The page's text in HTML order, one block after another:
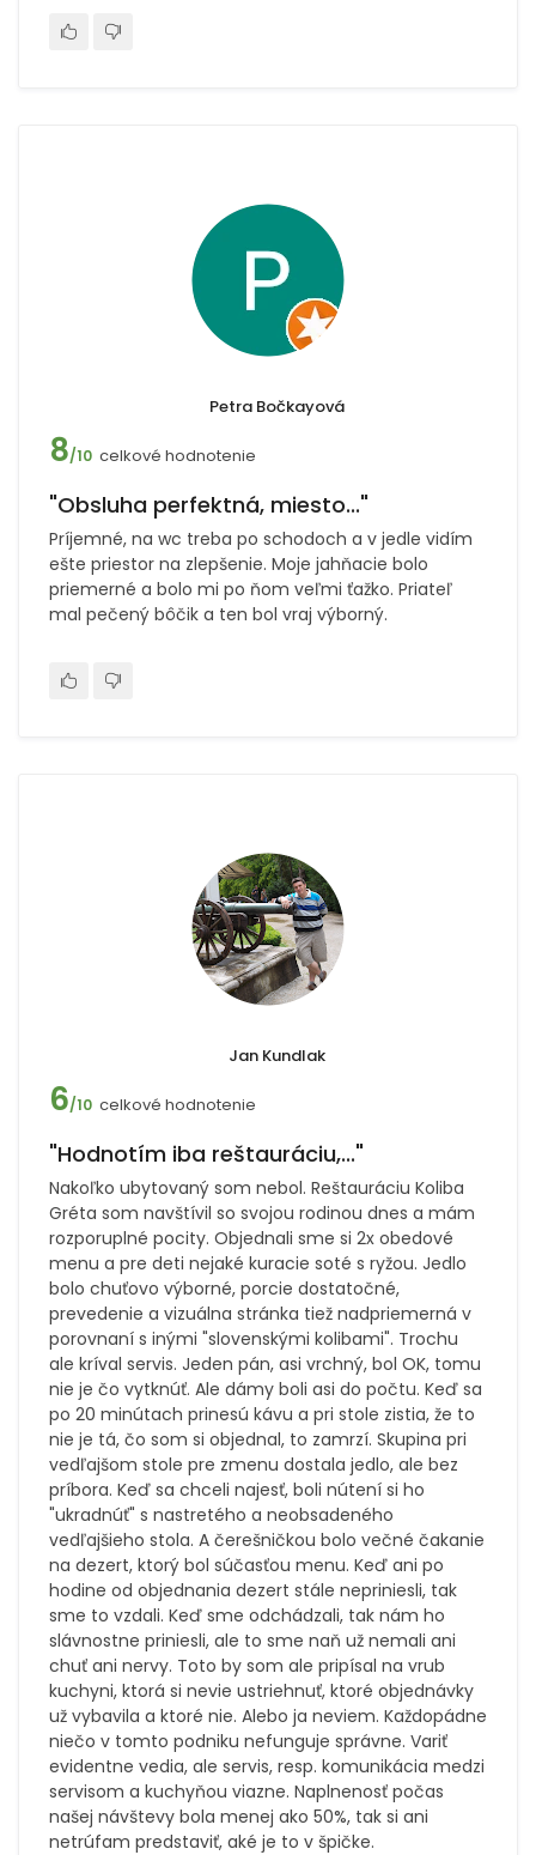
Petra Bočkayová
8/10 celkové hodnotenie
"Obsluha perfektná, miesto..."
Príjemné, na wc treba po schodoch a v jedle vidím
ešte priestor na zlepšenie. Moje jahňacie bolo
priemerné a bolo mi po ňom veľmi ťažko. Priateľ
mal pečený bôčik a ten bol vraj výborný.
Jan Kundlak
6/10 celkové hodnotenie
"Hodnotím iba reštauráciu,..."
Nakoľko ubytovaný som nebol. Reštauráciu Koliba
Gréta som navštívil so svojou rodinou dnes a mám
rozporuplné pocity. Objednali sme si 2x obedové
menu a pre deti nejaké kuracie soté s ryžou. Jedlo
bolo chuťovo výborné, porcie dostatočné,
prevedenie a vizuálna stránka tiež nadpriemerná v
porovnaní s inými "slovenskými kolibami". Trochu
ale kríval servis. Jeden pán, asi vrchný, bol OK, tomu
nie je čo vytknúť. Ale dámy boli asi do počtu. Keď sa
po 20 minútach prinesú kávu a pri stole zistia, že to
nie je tá, čo som si objednal, to zamrzí. Skupina pri
vedľajšom stole pre zmenu dostala jedlo, ale bez
príbora. Keď sa chceli najesť, boli nútení si ho
"ukradnúť" s nastretého a neobsadeného
vedľajšieho stola. A čerešničkou bolo večné čakanie
na dezert, ktorý bol súčasťou menu. Keď ani po
hodine od objednania dezert stále nepriniesli, tak
sme to vzdali. Keď sme odchádzali, tak nám ho
slávnostne priniesli, ale to sme naň už nemali ani
chuť ani nervy. Toto by som ale pripísal na vrub
kuchyni, ktorá si nevie ustriehnuť, ktoré objednávky
už vybavila a ktoré nie. Alebo ja neviem. Každopádne
niečo v tomto podniku nefunguje správne. Variť
evidentne vedia, ale servis, resp. komunikácia medzi
servisom a kuchyňou viazne. Naplnenosť počas
našej návštevy bola menej ako 50%, tak si ani
netrúfam predstaviť, aké je to v špičke.